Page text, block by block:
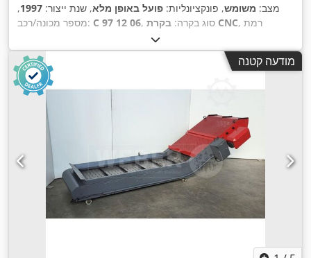
מצב: משומש, פונקציונליות: פועל באופן מלא, שנת ייצור: 1997
,
מספר מכונה/רכב: C 97 12 06 , סוג בקרה: בקרת CNC, רמת
הידראולי
עובי מירבי של לוח:6 מ"מ , כוונון מד אחורי: מופעל CNC, מד מדף
אחורי:1,050 מ"מ
, מספר זרועות תמיכה:
ברז זווית
מודעה קטנה